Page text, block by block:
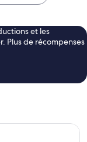
et les
Plus de récompenses